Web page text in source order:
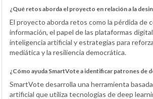
¿Qué retos aborda el proyecto en relación a la
El proyecto aborda retos como la pérdida de
información, el papel de las plataformas
inteligencia artificial y estrategias para
mediática y la resiliencia democrática.
¿Cómo ayuda SmartVote a identificar patrones de
SmartVote desarrolla una herramienta
artificial que utiliza tecnologías de deep